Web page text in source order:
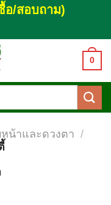
อ/สอบถาม)
0
น้าและดวงตา /